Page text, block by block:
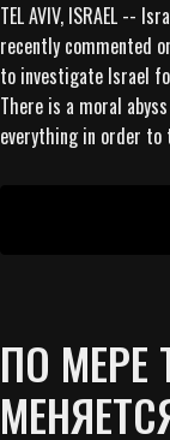
TEL AVIV, ISRAEL --
recently commented
to investigate Israel
There is a moral
everything in order to
ПО МЕРЕ